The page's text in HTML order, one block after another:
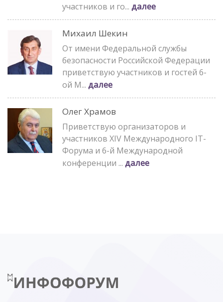
участников и го... далее
Михаил Шекин
От имени Федеральной службы
безопасности Российской Федерации
приветствую участников и гостей 6-
ой М... далее
Олег Храмов
Приветствую организаторов и
участников XIV Международного IT-
Форума и 6-й Международной
конференции ... далее